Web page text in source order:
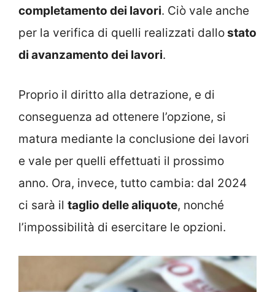
completamento dei lavori. Ciò vale anche
per la verifica di quelli realizzati dallostato
di avanzamento dei lavori.
Proprio il diritto alla detrazione, e di
conseguenza ad ottenere l’opzione, si
matura mediante la conclusione dei lavori
e vale per quelli effettuati il prossimo
anno. Ora, invece, tutto cambia: dal 2024
ci sarà il taglio delle aliquote, nonché
l’impossibilità di esercitare le opzioni.